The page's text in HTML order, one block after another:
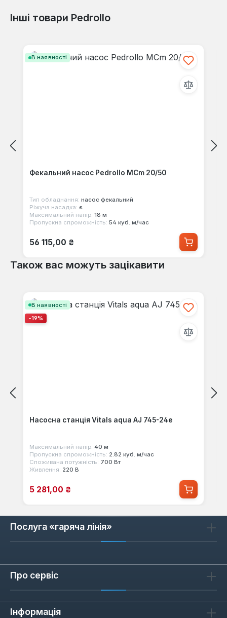
Відгуків не знайдено. Поділіться
Інші товари Pedrollo
В наявності
Фекальний насос Pedrollo MCm 20/50
Тип обладнання: насос фекальний
Ріжуча насадка: є
Максимальний напір: 18 м
Пропускна спроможність: 54 куб. м/час
Звичайна ціна:
56 115,00 ₴
Також вас можуть зацікавити
В наявності
-19%
Насосна станція Vitals aqua AJ 745-24e
Максимальний напір: 40 м
Пропускна спроможність: 2.82 куб. м/час
Споживана потужність: 700 Вт
Живлення: 220 В
Ціна продажу:
5 281,00 ₴
Послуга «гаряча лінія»
Про сервіс
Інформація